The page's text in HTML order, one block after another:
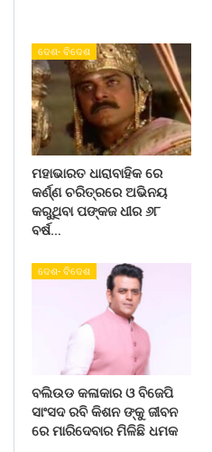
ଦେଶ- ବିଦେଶ
ମହାଭାରତ ଧାରାବାହିକ ରେ
କର୍ଣ୍ଣ ଚରିତ୍ରରେ ଅଭିନୟ
କରୁଥିବା ପଙ୍କଜ ଧୀର ୬୮
ବର୍ଷ…
ଦେଶ- ବିଦେଶ
ବଲିଉଡ କଳାକାର ଓ ବିଜେପି
ସାଂସଦ ରବି କିଶନ ଙ୍କୁ ଜୀବନ
ରେ ମାରିଦେବାର ମିଳିଛି ଧମକ